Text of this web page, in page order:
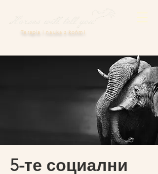
Terapia i nauka z końmi
5-те социални